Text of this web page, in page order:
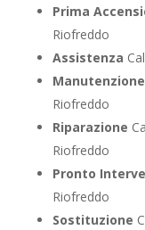
Prima
Riofreddo
Assistenza
Manutenzione
Riofreddo
Riparazione
Riofreddo
Pronto
Riofreddo
Sostituzione